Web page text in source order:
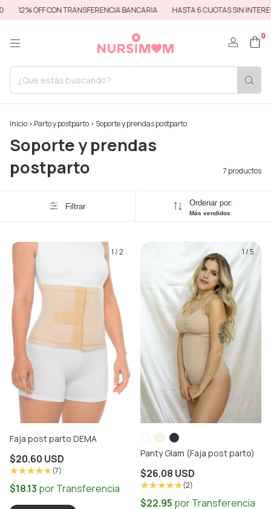
12% OFF CON TRANSFERENCIA BANCARIA HASTA 6 CUOTAS SIN INTERES
0
Inicio > Parto y postparto >Soporte y prendas postparto
Soporte y prendas
postparto
7 productos
Filtrar Ordenar por:
Más vendidos
1/2
Faja post parto DEMA
$20.60 USD
(7)
1/ 5
Panty Glam (Faja post parto)
$26.08 USD
(2)